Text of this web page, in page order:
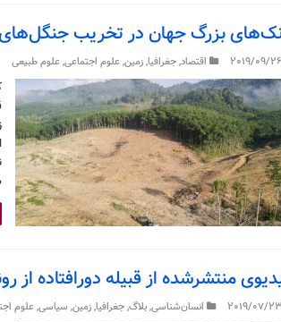
بزرگ جهان در تخریب
2019/09/26 اقتصاد,جغرافیا,زمین,علوم اجتماعی,علوم طبیعی
منتشرشده از قبیله دورافتاده‌ از
2019/07/23 انسان‌شناسی,بلاگ,جغرافیا,زمین, سیاسی,علوم